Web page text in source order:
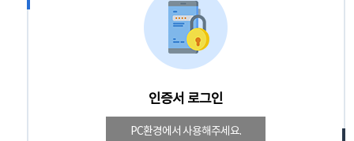
인증서 로그인
PC환경에서 사용해주세요.